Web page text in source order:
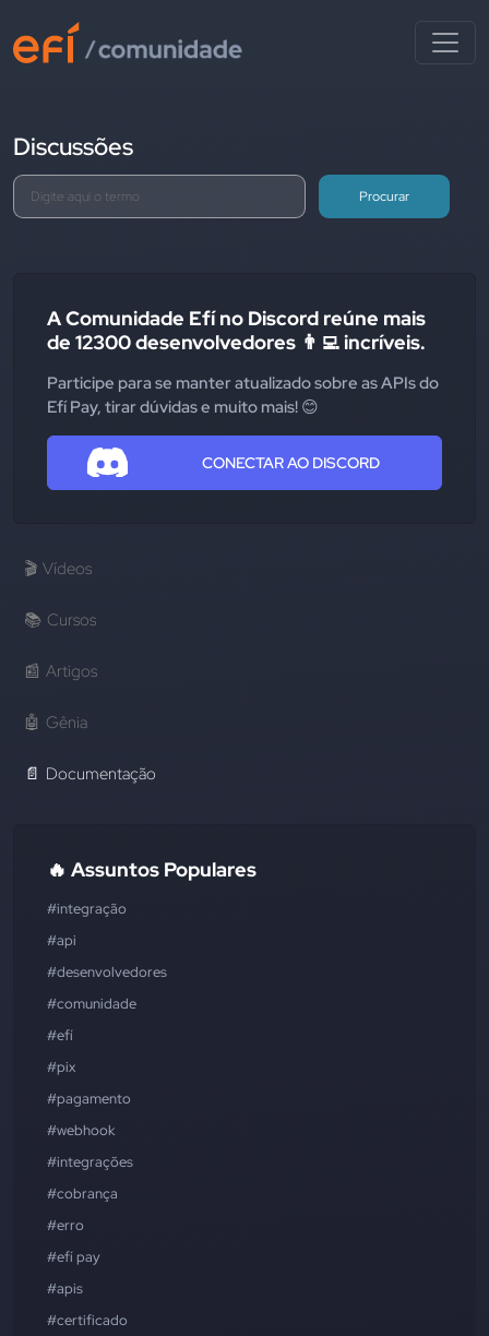
Discussões
Procurar
A Comunidade Efí no Discord reúne mais
de 12300 desenvolvedores 👨‍💻 incríveis.
Participe para se manter atualizado sobre as APIs do
Efí Pay, tirar dúvidas e muito mais! 😊
CONECTAR AO DISCORD
🎬 Vídeos
📚 Cursos
📰 Artigos
🤖 Gênia
📄 Documentação
🔥 Assuntos Populares
#integração
#api
#desenvolvedores
#comunidade
#efí
#pix
#pagamento
#webhook
#integrações
#cobrança
#erro
#efí pay
#apis
#certificado